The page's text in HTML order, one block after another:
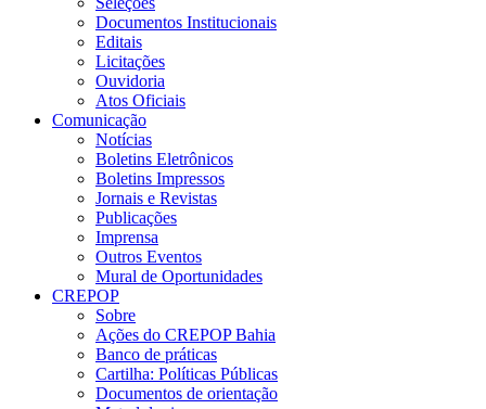
Documentos Institucionais
Editais
Licitações
Ouvidoria
Atos Oficiais
Comunicação
Notícias
Boletins Eletrônicos
Boletins Impressos
Jornais e Revistas
Publicações
Imprensa
Outros Eventos
Mural de Oportunidades
CREPOP
Sobre
Ações do CREPOP Bahia
Banco de práticas
Cartilha: Políticas Públicas
Documentos de orientação